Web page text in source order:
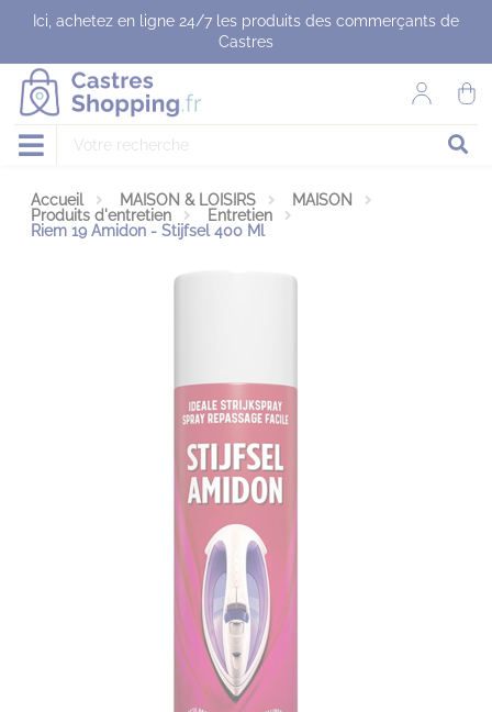
Ici, achetez en ligne 24/7 les produits des commerçants de
Castres
Accueil MAISON & LOISIRS
MAISON
Produits d'entretien
Entretien
Riem 19 Amidon - Stijfsel 400 Ml
Panneau de gestion des cookies